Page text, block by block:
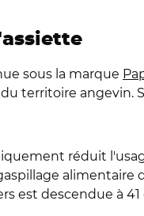
sous la marque
territoire angevin.
réduit
alimentaire
est descendue à